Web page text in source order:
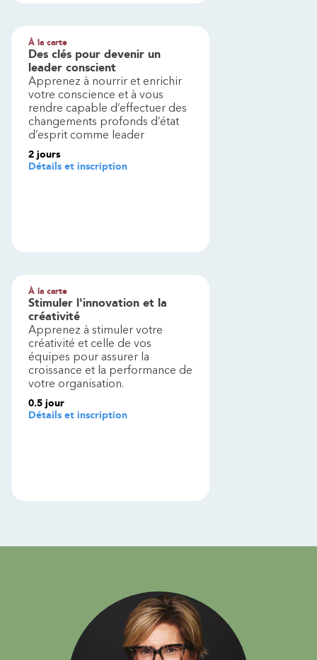
À la carte
Des clés pour devenir un
leader conscient
Apprenez à nourrir et enrichir
votre conscience et à vous
rendre capable d’effectuer des
changements profonds d’état
d’esprit comme leader
2 jours
Détails et inscription
À la carte
Stimuler l'innovation et la
créativité
Apprenez à stimuler votre
créativité et celle de vos
équipes pour assurer la
croissance et la performance de
votre organisation.
0.5 jour
Détails et inscription